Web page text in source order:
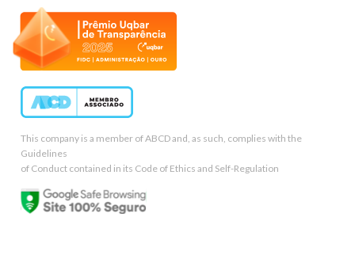
This company is a member of ABCD and, as such, complies with the
Guidelines
of Conduct contained in its Code of Ethics and Self-Regulation